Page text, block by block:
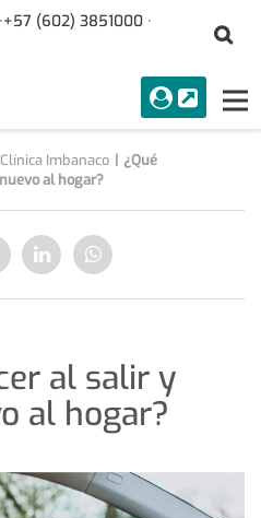
+57 (602) 3851000 ·
menuAcceso
Buscar
Imbanaco
¿Qué
al hogar?
Compartir
en
Linkedin
Compartir
en
WhatsApp
al salir y
al hogar?